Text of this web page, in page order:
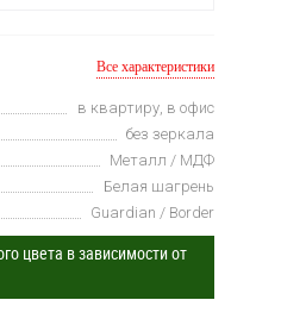
Все характеристики
в квартиру, в офис
без зеркала
Металл / МДФ
Белая шагрень
Guardian / Border
цвета в зависимости от